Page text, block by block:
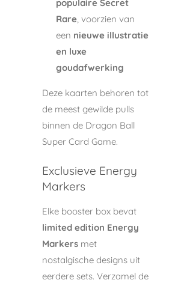
populaire Secret
Rare, voorzien van
een nieuwe illustratie
en luxe
goudafwerking
Deze kaarten behoren tot
de meest gewilde pulls
binnen de Dragon Ball
Super Card Game.
Exclusieve Energy
Markers
Elke booster box bevat
limited edition Energy
Markers met
nostalgische designs uit
eerdere sets. Verzamel de